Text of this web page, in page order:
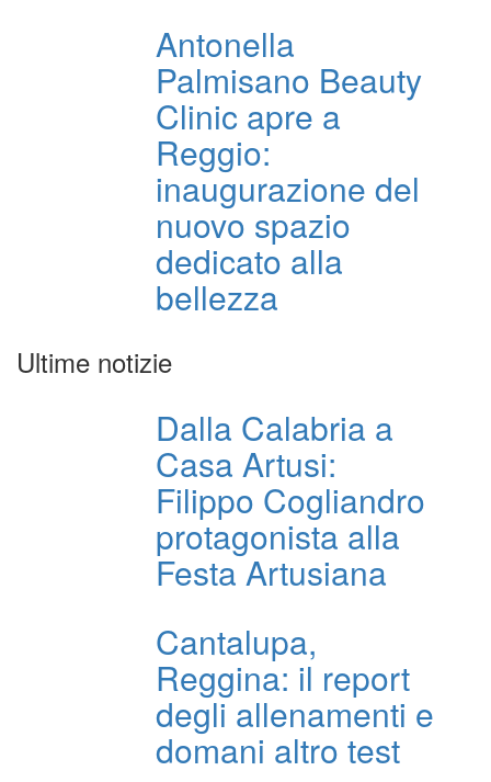
Antonella
Palmisano Beauty
Clinic apre a
Reggio:
inaugurazione del
nuovo spazio
dedicato alla
bellezza
Ultime notizie
Dalla Calabria a
Casa Artusi:
Filippo Cogliandro
protagonista alla
Festa Artusiana
Cantalupa,
Reggina: il report
degli allenamenti e
domani altro test